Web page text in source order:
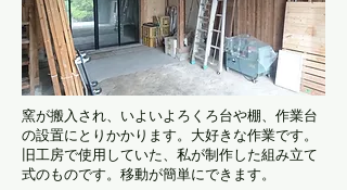
​窯が搬入され、いよいよろくろ台や棚、作業台
の設置にとりかかります。大好きな作業です。
旧工房で使用していた、私が制作した組み立て
式のものです。移動が簡単にできます。